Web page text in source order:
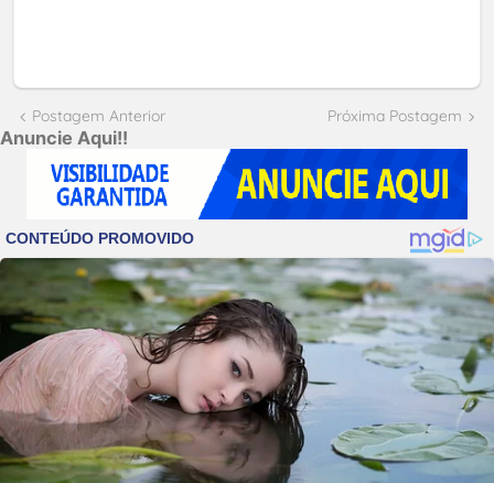
Postagem Anterior Próxima Postagem
Anuncie Aqui!!